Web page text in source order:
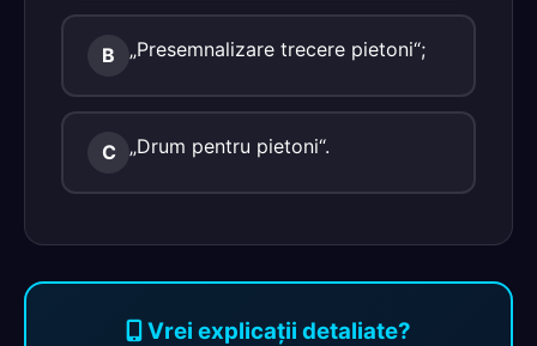
B „Presemnalizare trecere pietoni“;
C „Drum pentru pietoni“.
Vrei explicații detaliate?